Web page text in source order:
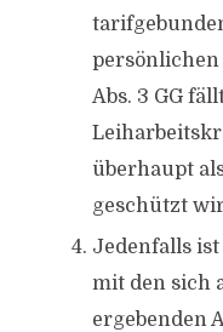
persönlichen
Abs. 3 GG
überhaupt
geschützt
Jedenfalls
mit den sich
ergebenden